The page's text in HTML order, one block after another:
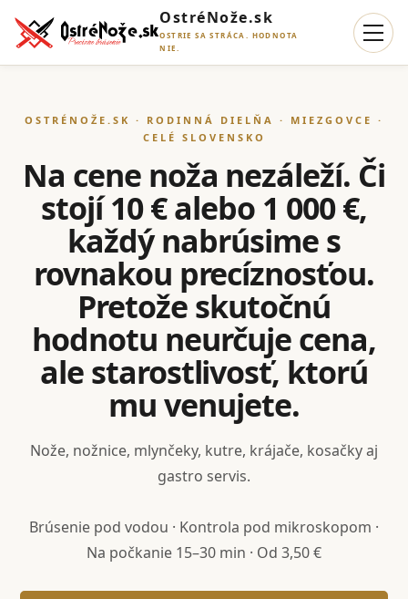
OstréNože.sk
OSTRIE SA STRÁCA. HODNOTA
NIE.
OSTRÉNOŽE.SK · RODINNÁ DIELŇA · MIEZGOVCE ·
CELÉ SLOVENSKO
Na cene noža nezáleží. Či
stojí 10 € alebo 1 000 €,
každý nabrúsime s
rovnakou precíznosťou.
Pretože skutočnú
hodnotu neurčuje cena,
ale starostlivosť, ktorú
mu venujete.
Nože, nožnice, mlynčeky, kutre, krájače, kosačky aj
gastro servis.
Brúsenie pod vodou · Kontrola pod mikroskopom ·
Na počkanie 15–30 min · Od 3,50 €